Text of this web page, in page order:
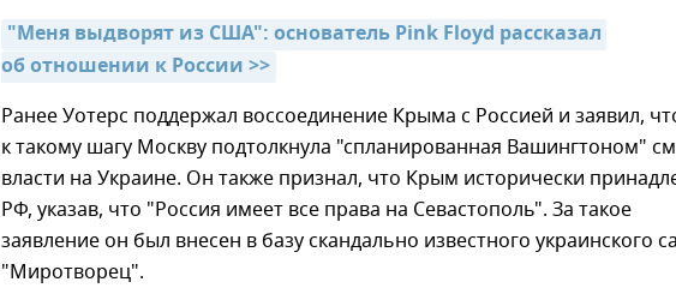
"Меня выдворят из США": основатель Pink Floyd рассказал
об отношении к России >>
Ранее Уотерс поддержал воссоединение Крыма с Россией и заявил,
к такому шагу Москву подтолкнула "спланированная Вашингтоном"
власти на Украине. Он также признал, что Крым исторически
РФ, указав, что "Россия имеет все права на Севастополь". За такое
заявление он был внесен в базу скандально известного украинского
"Миротворец".